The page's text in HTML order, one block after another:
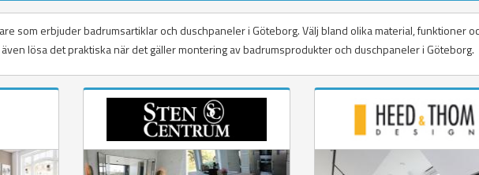
som erbjuder badrumsartiklar och duschpaneler i Göteborg. Välj bland olika material, funktioner
lösa det praktiska när det gäller montering av badrumsprodukter och duschpaneler i Göteborg.